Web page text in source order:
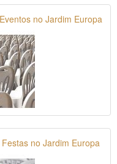
no Jardim Europa
no Jardim Europa